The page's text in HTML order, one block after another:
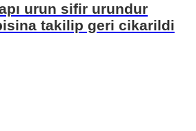
urun sifir urundur
takilip geri cikarildi